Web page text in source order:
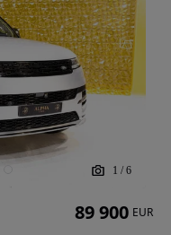
1 / 6
89 900 EUR